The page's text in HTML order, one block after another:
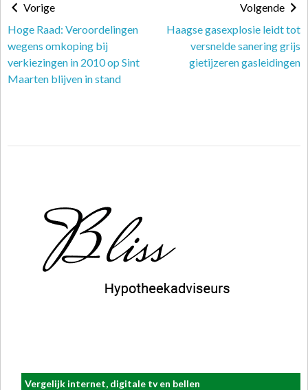
Vorige
Hoge Raad: Veroordelingen
wegens omkoping bij
verkiezingen in 2010 op Sint
Maarten blijven in stand
Volgende
Haagse gasexplosie leidt tot
versnelde sanering grijs
gietijzeren gasleidingen
Vergelijk internet, digitale tv en bellen